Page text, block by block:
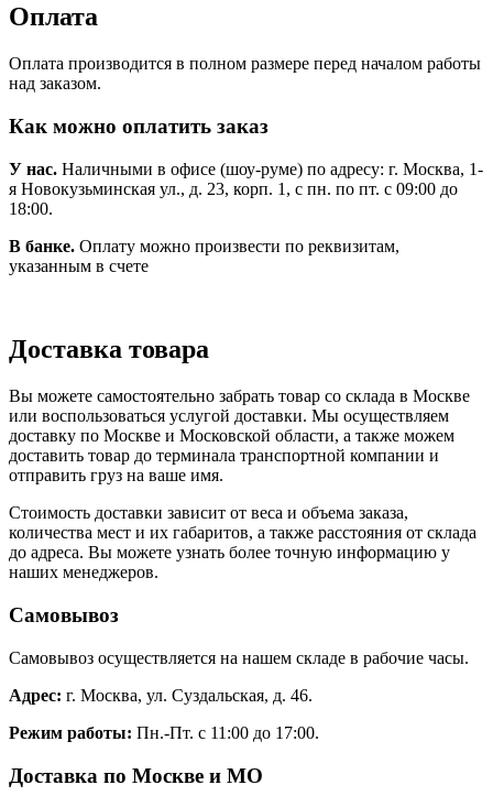
Оплата
Оплата производится в полном размере перед началом работы
над заказом.
Как можно оплатить заказ
У нас. Наличными в офисе (шоу-руме) по адресу: г. Москва, 1-
я Новокузьминская ул., д. 23, корп. 1, с пн. по пт. с 09:00 до
18:00.
В банке. Оплату можно произвести по реквизитам,
указанным в счете
Доставка товара
Вы можете самостоятельно забрать товар со склада в Москве
или воспользоваться услугой доставки. Мы осуществляем
доставку по Москве и Московской области, а также можем
доставить товар до терминала транспортной компании и
отправить груз на ваше имя.
Стоимость доставки зависит от веса и объема заказа,
количества мест и их габаритов, а также расстояния от склада
до адреса. Вы можете узнать более точную информацию у
наших менеджеров.
Самовывоз
Самовывоз осуществляется на нашем складе в рабочие часы.
Адрес: г. Москва, ул. Суздальская, д. 46.
Режим работы: Пн.-Пт. с 11:00 до 17:00.
Доставка по Москве и МО